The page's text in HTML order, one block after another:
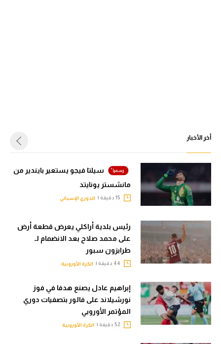
أخر الأخبار
سيلتا فيجو يستعير بايندير من
مانشستر يونايتد
الدوري الإسباني
رئيس بلدية أراكلي يعرض قطعة أرض
على محمد صلاح بعد الانضمام لـ
طرابزون سبور
الكرة الأوروبية
إبراهيم عادل يصنع هدفا في فوز
نورشيلاند على فالور بتصفيات دوري
المؤتمر الأوروبي
الكرة الأوروبية